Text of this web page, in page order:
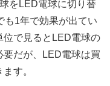
をLED電球に切り替
も1年で効果が出てい
位で見るとLED電球の
だが、LED電球は買
す。